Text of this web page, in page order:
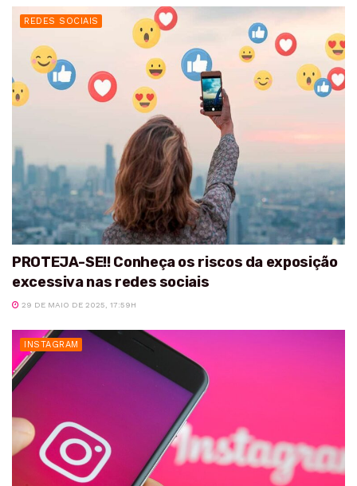
REDES SOCIAIS
PROTEJA-SE!! Conheça os riscos da exposição
excessiva nas redes sociais
29 DE MAIO DE 2025, 17:59H
INSTAGRAM